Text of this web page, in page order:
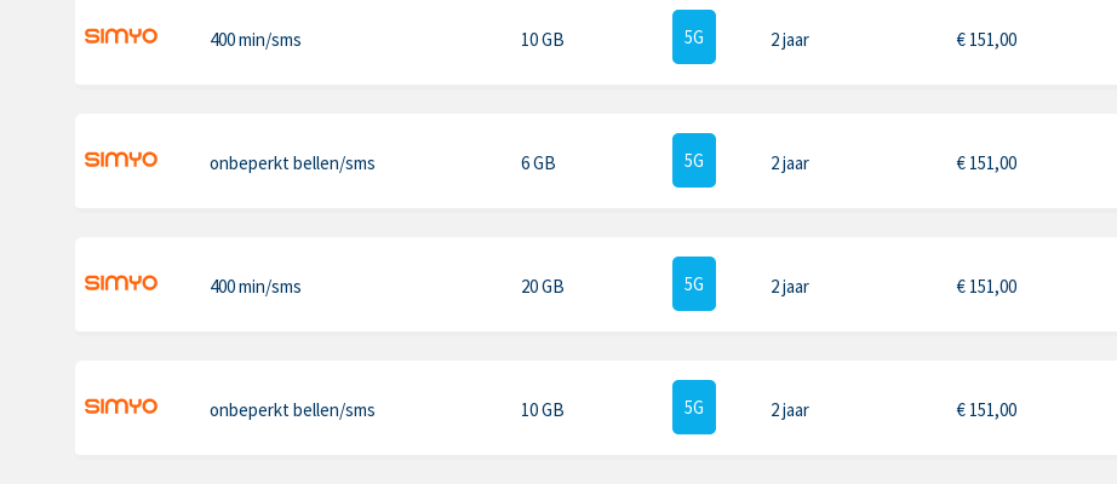
400 min/sms 10 GB 5G 2 jaar € 151,00
onbeperkt bellen/sms 6 GB 5G 2 jaar € 151,00
400 min/sms 20 GB 5G 2 jaar € 151,00
onbeperkt bellen/sms 10 GB 5G 2 jaar € 151,00